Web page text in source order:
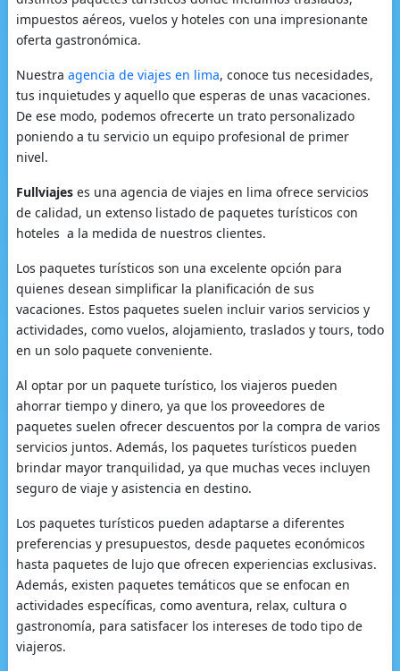
impuestos aéreos, vuelos y hoteles con una impresionante
oferta gastronómica.
Nuestra agencia de viajes en lima, conoce tus necesidades,
tus inquietudes y aquello que esperas de unas vacaciones.
De ese modo, podemos ofrecerte un trato personalizado
poniendo a tu servicio un equipo profesional de primer
nivel.
Fullviajeses una agencia de viajes en lima ofrece servicios
de calidad, un extenso listado de paquetes turísticos con
hoteles a la medida de nuestros clientes.
Los paquetes turísticos son una excelente opción para
quienes desean simplificar la planificación de sus
vacaciones. Estos paquetes suelen incluir varios servicios y
actividades, como vuelos, alojamiento, traslados y tours, todo
en un solo paquete conveniente.
Al optar por un paquete turístico, los viajeros pueden
ahorrar tiempo y dinero, ya que los proveedores de
paquetes suelen ofrecer descuentos por la compra de varios
servicios juntos. Además, los paquetes turísticos pueden
brindar mayor tranquilidad, ya que muchas veces incluyen
seguro de viaje y asistencia en destino.
Los paquetes turísticos pueden adaptarse a diferentes
preferencias y presupuestos, desde paquetes económicos
hasta paquetes de lujo que ofrecen experiencias exclusivas.
Además, existen paquetes temáticos que se enfocan en
actividades específicas, como aventura, relax, cultura o
gastronomía, para satisfacer los intereses de todo tipo de
viajeros.